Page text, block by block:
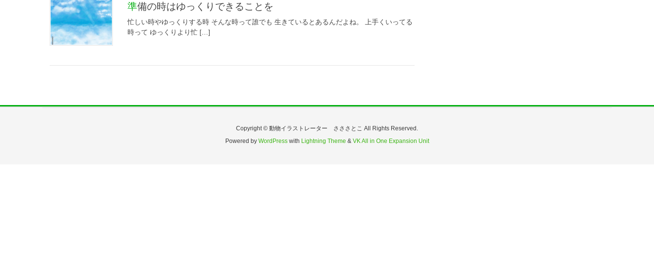
準備の時はゆっくりできることを
忙しい時やゆっくりする時 そんな時って誰でも 生きているとあるんだよね。 上手くいってる
時って ゆっくりより忙 […]
Copyright © 動物イラストレーター さささとこ All Rights Reserved.
Powered by WordPresswith Lightning Theme & VK All in One Expansion Unit